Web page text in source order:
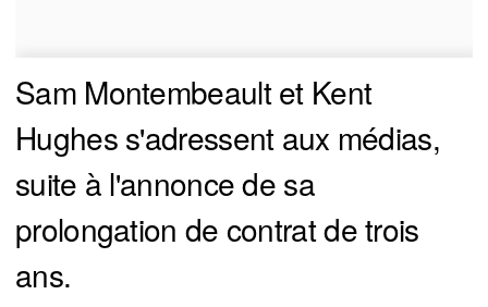
Sam Montembeault et Kent
Hughes s'adressent aux médias,
suite à l'annonce de sa
prolongation de contrat de trois
ans.